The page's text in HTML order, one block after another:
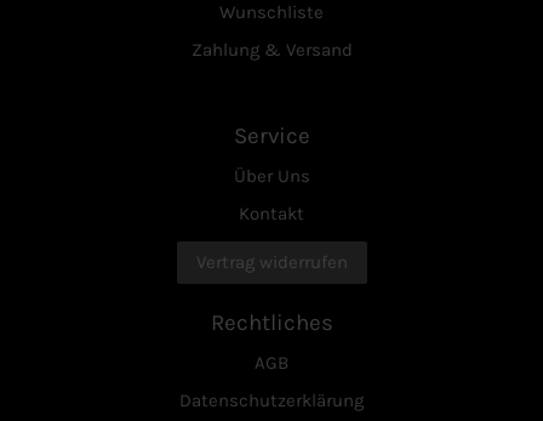
Wunschliste
Zahlung & Versand
Service
Über Uns
Kontakt
Vertrag widerrufen
Rechtliches
AGB
Datenschutzerklärung